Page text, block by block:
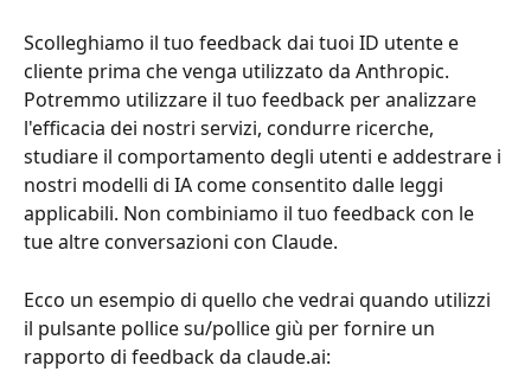
Scolleghiamo il tuo feedback dai tuoi ID utente e
cliente prima che venga utilizzato da Anthropic.
Potremmo utilizzare il tuo feedback per analizzare
l'efficacia dei nostri servizi, condurre ricerche,
studiare il comportamento degli utenti e addestrare i
nostri modelli di IA come consentito dalle leggi
applicabili. Non combiniamo il tuo feedback con le
tue altre conversazioni con Claude.
Ecco un esempio di quello che vedrai quando utilizzi
il pulsante pollice su/pollice giù per fornire un
rapporto di feedback da claude.ai: